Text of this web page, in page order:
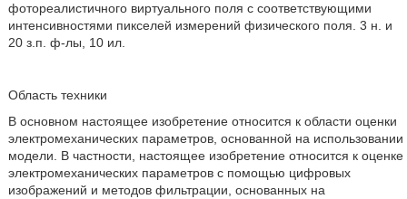
фотореалистичного виртуального поля с соответствующими
интенсивностями пикселей измерений физического поля. 3 н. и
20 з.п. ф-лы, 10 ил.
Область техники
В основном настоящее изобретение относится к области оценки
электромеханических параметров, основанной на использовании
модели. В частности, настоящее изобретение относится к оценке
электромеханических параметров с помощью цифровых
изображений и методов фильтрации, основанных на